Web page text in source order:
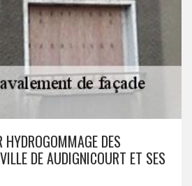
HYDROGOMMAGE DES
DE AUDIGNICOURT ET SES